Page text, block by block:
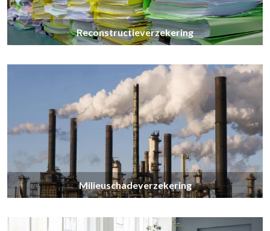
Reconstructieverzekering
Milieuschadeverzekering